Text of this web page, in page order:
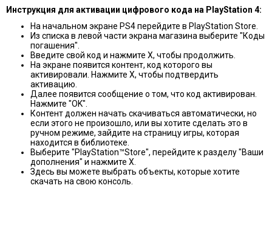
Инструкция для активации цифрового кодa на PlayStation 4:
На начальном экране PS4 перейдите в PlayStation Store.
Из списка в левой части экрана магазина выберите "Коды
погашения".
Введите свой код и нажмите X, чтобы продолжить.
На экране появится контент, код которого вы
активировали. Нажмите X, чтобы подтвердить
активацию.
Далее появится сообщение о том, что код активирован.
Нажмите "OK".
Контент должен начать скачиваться автоматически, но
если этого не произошло, или вы хотите сделать это в
ручном режиме, зайдите на страницу игры, которая
находится в библиотеке.
Выберите "PlayStation™Store", перейдите к разделу "Ваши
дополнения" и нажмите X.
Здесь вы можете выбрать объекты, которые хотите
скачать на свою консоль.